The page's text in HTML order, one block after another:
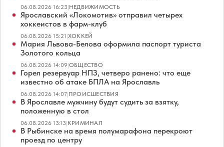
06.08.2026 16:23|НЕДВИЖИМОСТЬ
Ярославский «Локомотив» отправил четырех
хоккеистов в фарм-клуб
06.08.2026 15:21|ХОККЕЙ
Мария Львова-Белова оформила паспорт туриста
Золотого кольца
06.08.2026 14:09|ОБЩЕСТВО
Горел резервуар НПЗ, четверо ранено: что еще
известно об атаке БПЛА на Ярославль
06.08.2026 14:07|ПРОИСШЕСТВИЯ
В Ярославле мужчину будут судить за взятку,
положенную в стол
06.08.2026 13:13|КРИМИНАЛ
В Рыбинске на время полумарафона перекроют
проезд по центру